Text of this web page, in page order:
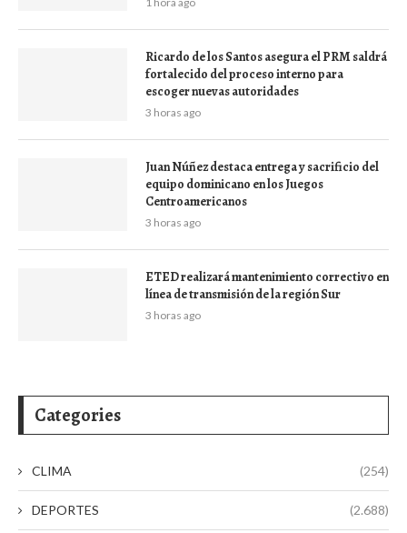
Ricardo de los Santos asegura el PRM saldrá
fortalecido del proceso interno para
escoger nuevas autoridades
3 horas ago
Juan Núñez destaca entrega y sacrificio del
equipo dominicano en los Juegos
Centroamericanos
3 horas ago
ETED realizará mantenimiento correctivo en
línea de transmisión de la región Sur
3 horas ago
Categories
CLIMA (254)
DEPORTES (2.688)